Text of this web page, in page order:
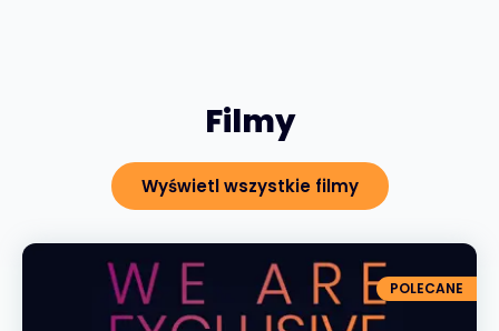
Filmy
Wyświetl wszystkie filmy
POLECANE